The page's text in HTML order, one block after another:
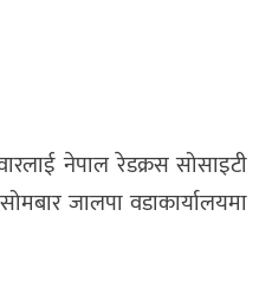
नेपाल रेडक्रस सोसाइटी
जालपा वडाकार्यालयमा